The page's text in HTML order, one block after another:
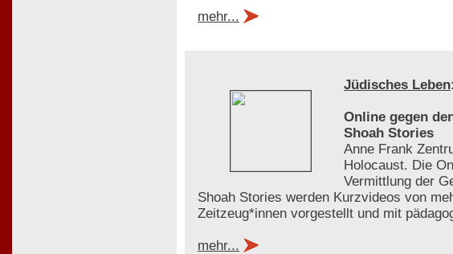
mehr...
Jüdisches Leben:
Online gegen
Shoah Stories
Anne Frank
Holocaust. Die
Vermittlung der
Shoah Stories werden Kurzvideos von
Zeitzeug*innen vorgestellt und mit
mehr...